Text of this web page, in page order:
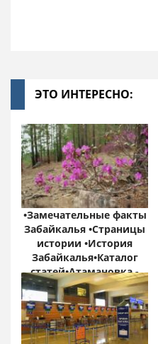
ЭТО ИНТЕРЕСНО:
•Замечательные факты
Забайкалья •Страницы
истории •История
Забайкалья•Каталог
статей•Атамановка -
Онлайн•
Забайкальский край:
цифры и факты